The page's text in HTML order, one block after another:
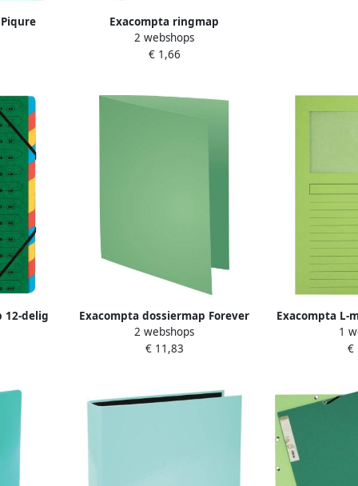
Exacompta ringmap
ondoorschijnend ft A4 2 ringen
van 1 5 cm groen
2 webshops
€ 1,66
12-delig
Exacompta dossiermap Forever
180 ft A4 pak van 100 vert
2 webshops
€ 11,83
Exacompta L-
A4 pak van
1
€